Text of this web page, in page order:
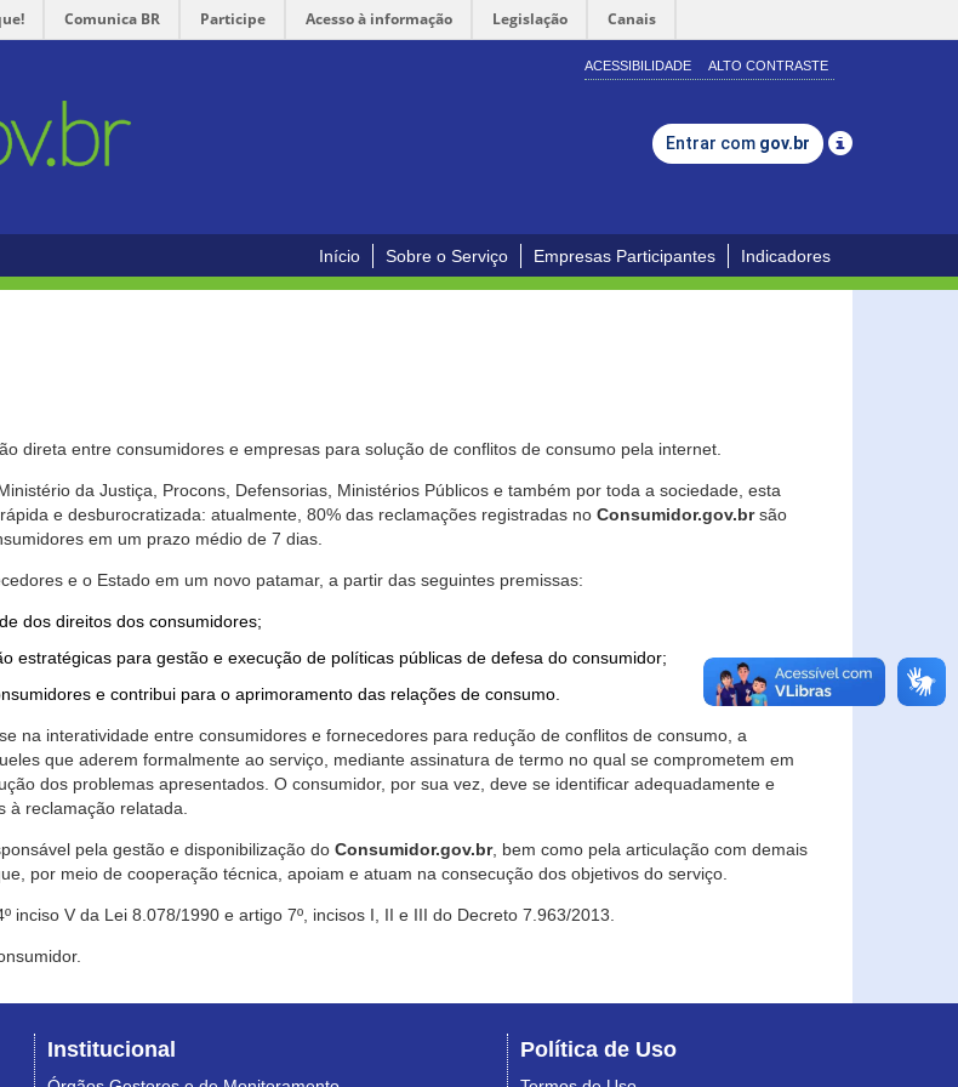
Comunica BR Participe Acesso à informação Legislação Canais
ACESSIBILIDADE ALTO CONTRASTE
Entrar com gov.br
Início Sobre o Serviço Empresas Participantes Indicadores
direta entre consumidores e empresas para solução de conflitos de consumo pela internet.
da Justiça, Procons, Defensorias, Ministérios Públicos e também por toda a sociedade, esta
e desburocratizada: atualmente, 80% das reclamações registradas no Consumidor.gov.brsão
em um prazo médio de 7 dias.
e o Estado em um novo patamar, a partir das seguintes premissas:
dos direitos dos consumidores;
estratégicas para gestão e execução de políticas públicas de defesa do consumidor;
e contribui para o aprimoramento das relações de consumo.
na interatividade entre consumidores e fornecedores para redução de conflitos de consumo, a
que aderem formalmente ao serviço, mediante assinatura de termo no qual se comprometem em
dos problemas apresentados. O consumidor, por sua vez, deve se identificar adequadamente e
reclamação relatada.
pela gestão e disponibilização do Consumidor.gov.br, bem como pela articulação com demais
por meio de cooperação técnica, apoiam e atuam na consecução dos objetivos do serviço.
V da Lei 8.078/1990 e artigo 7º, incisos I, II e III do Decreto 7.963/2013.
Institucional Política de Uso